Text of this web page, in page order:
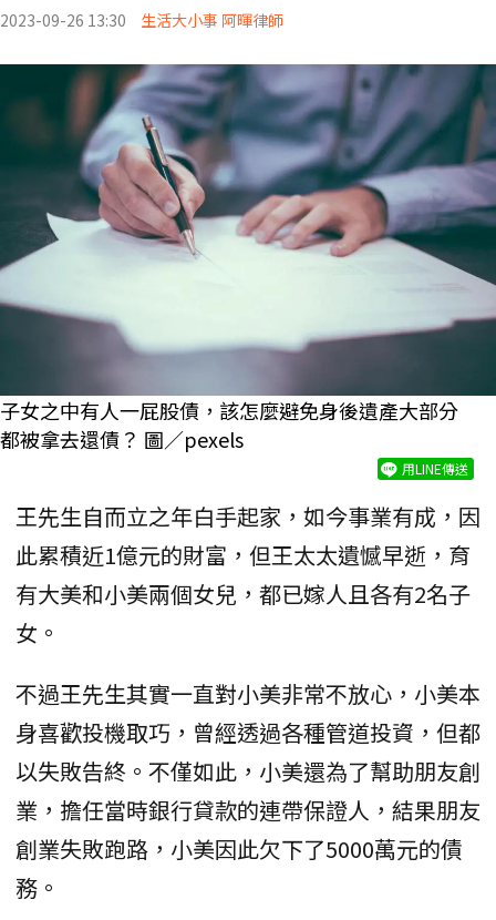
2023-09-26 13:30 生活大小事 阿暉律師
子女之中有人一屁股債，該怎麼避免身後遺產大部分
都被拿去還債？ 圖／pexels
用LINE傳送
王先生自而立之年白手起家，如今事業有成，因
此累積近1億元的財富，但王太太遺憾早逝，育
有大美和小美兩個女兒，都已嫁人且各有2名子
女。
不過王先生其實一直對小美非常不放心，小美本
身喜歡投機取巧，曾經透過各種管道投資，但都
以失敗告終。不僅如此，小美還為了幫助朋友創
業，擔任當時銀行貸款的連帶保證人，結果朋友
創業失敗跑路，小美因此欠下了5000萬元的債
務。